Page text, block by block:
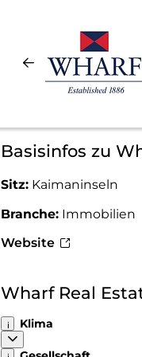
Basisinfos zu
Sitz: Kaimaninseln
Branche: Immobilien
Website
Wharf Real
Klima